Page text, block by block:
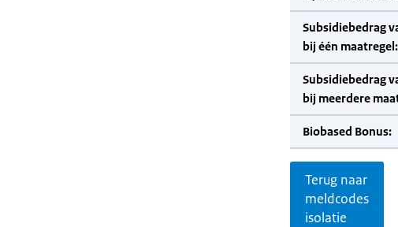
Subsidiebedrag
bij één maatregel:
Subsidiebedrag
bij meerdere
Biobased Bonus:
Terug naar
meldcodes
isolatie